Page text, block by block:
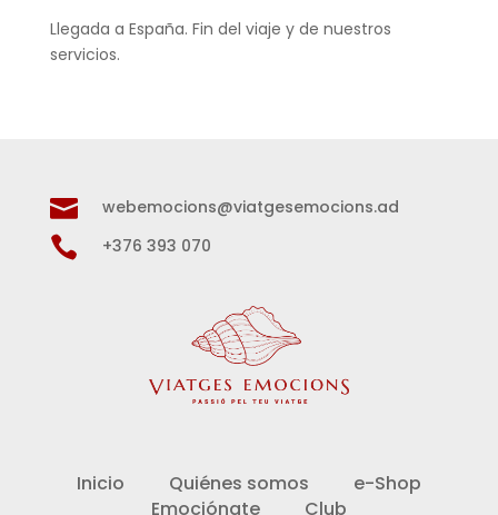
Llegada a España. Fin del viaje y de nuestros
servicios.
 webemocions@viatgesemocions.ad
 +376 393 070
Inicio Quiénes somos
e-Shop
Emociónate
Club